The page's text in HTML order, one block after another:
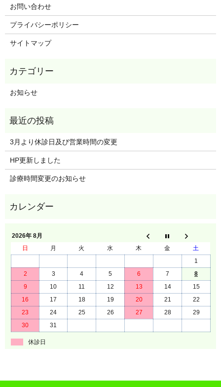
お問い合わせ
プライバシーポリシー
サイトマップ
お知らせ
3月より休診日及び営業時間の変更
HP更新しました
診療時間変更のお知らせ
2026年 8月
日
月 火 水 木 金
土
1
2
3 4 5 6 7
8
9
10 11 12 13 14
15
16
17 18 19 20 21
22
23
24 25 26 27 28
29
30
31
休診日